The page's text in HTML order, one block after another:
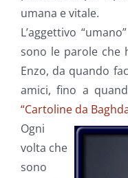
umana e vitale.
L’aggettivo
sono le parole che
Enzo, da quando
amici, fino a
“Cartoline da
Ogni
volta che
sono